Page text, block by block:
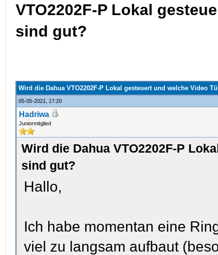
VTO2202F-P Lokal
sind gut?
Wird die Dahua VTO2202F-P Lokal gesteuert und welche Video
05-05-2021, 17:20
Hadriwa
Juniormitglied
Wird die Dahua VTO2202F-P
sind gut?
Hallo,
Ich habe momentan eine
viel zu langsam aufbaut